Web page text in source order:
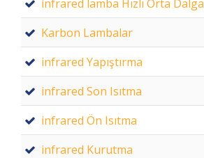
infrared lamba Hızlı Orta Dalga
Karbon Lambalar
infrared Yapıştırma
infrared Son Isıtma
infrared Ön Isıtma
infrared Kurutma